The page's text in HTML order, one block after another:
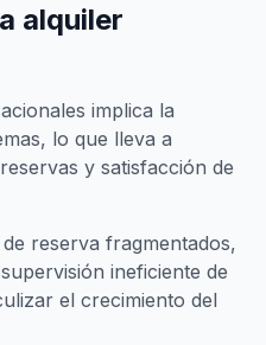
alquiler
implica la
lo que lleva a
y satisfacción de
reserva fragmentados,
ineficiente de
el crecimiento del